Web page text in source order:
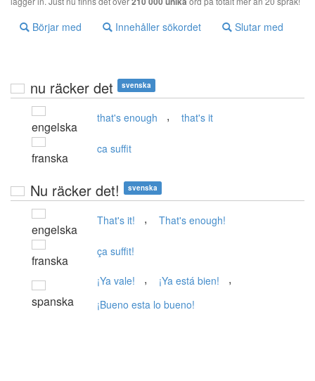
Börjar med Innehåller sökordet Slutar med
nu räcker det svenska
engelska
that's enough , that's it
franska
ca suffit
Nu räcker det! svenska
engelska
That's it! , That's enough!
franska
ça suffit!
spanska
¡Ya vale! , ¡Ya está bien! ,
¡Bueno esta lo bueno!